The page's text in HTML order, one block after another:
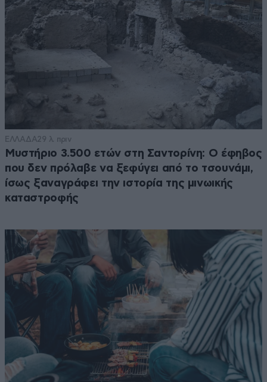
ΕΛΛΑΔΑ29 λ. πριν
Μυστήριο 3.500 ετών στη Σαντορίνη: Ο έφηβος
που δεν πρόλαβε να ξεφύγει από το τσουνάμι,
ίσως ξαναγράφει την ιστορία της μινωικής
καταστροφής